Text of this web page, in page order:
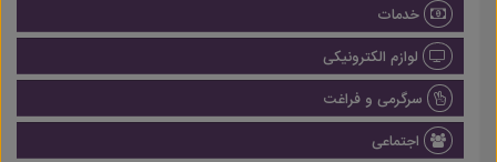
خدمات
لوازم الکترونیکی
سرگرمی و فراغت
اجتماعی